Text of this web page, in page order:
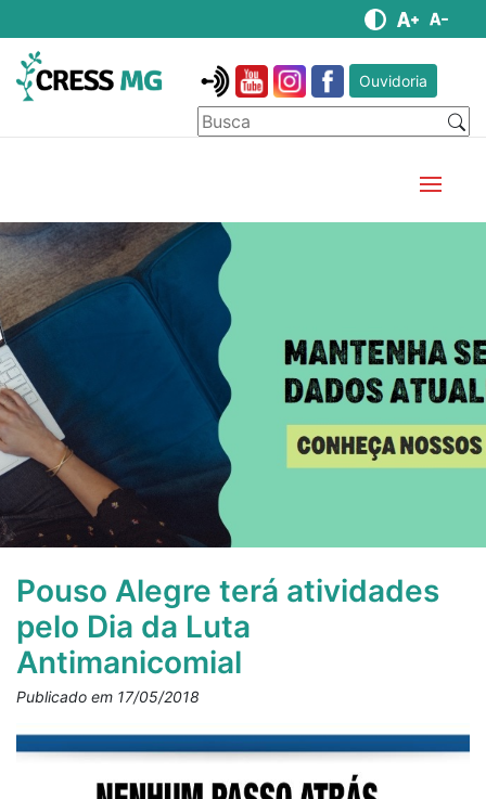
Ouvidoria
Pouso Alegre terá atividades
pelo Dia da Luta
Antimanicomial
Publicado em 17/05/2018